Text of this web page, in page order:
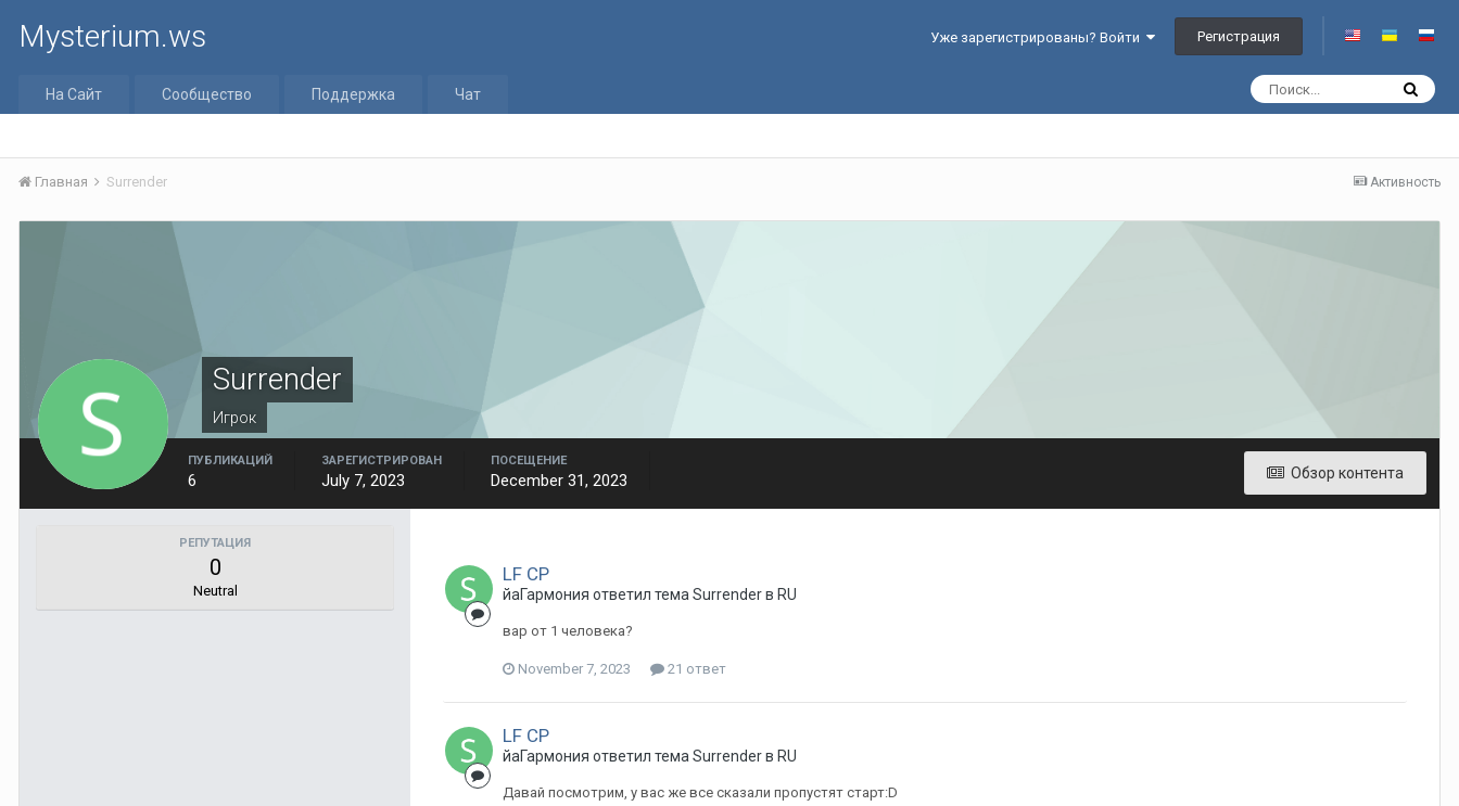
Mysterium.ws Уже зарегистрированы? Войти Регистрация
На Сайт Сообщество Поддержка Чат
Активность
Главная Surrender
Surrender
Игрок
Обзор контента
ПУБЛИКАЦИЙ
6
ЗАРЕГИСТРИРОВАН
July 7, 2023
ПОСЕЩЕНИЕ
December 31, 2023
РЕПУТАЦИЯ
0
Neutral
LF CP
йаГармония ответил тема Surrender в RU
вар от 1 человека?
November 7, 2023 21 ответ
LF CP
йаГармония ответил тема Surrender в RU
Давай посмотрим, у вас же все сказали пропустят старт:D